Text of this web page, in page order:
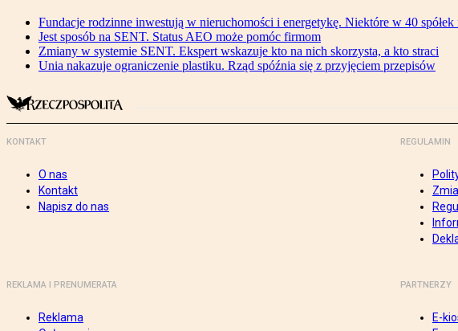
Fundacje rodzinne inwestują w nieruchomości i energetykę. Niektóre w 40 spółek
Jest sposób na SENT. Status AEO może pomóc firmom
Zmiany w systemie SENT. Ekspert wskazuje kto na nich skorzysta, a kto straci
Unia nakazuje ograniczenie plastiku. Rząd spóźnia się z przyjęciem przepisów
KONTAKT
O nas
Kontakt
Napisz do nas
REGULAMIN
REKLAMA I PRENUMERATA
Reklama
PARTNERZY
E-